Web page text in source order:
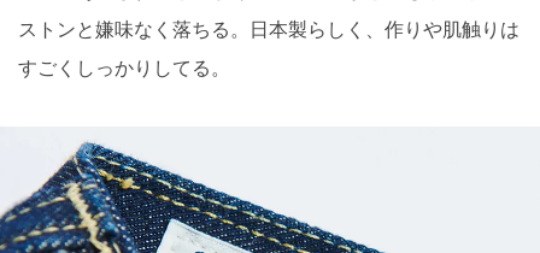
ストンと嫌味なく落ちる。日本製らしく、作りや肌触りは
すごくしっかりしてる。